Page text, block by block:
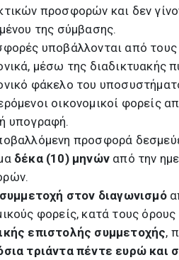
προσφορών και δεν
της σύμβασης.
υποβάλλονται από τους
μέσω της διαδικτυακής
φάκελο του
οικονομικοί φορείς
υπογραφή.
προσφορά
δέκα (10) μηνών από την
συμμετοχή στον διαγωνισμό
φορείς, κατά τους
επιστολής συμμετοχής,
τριάντα πέντε ευρώ